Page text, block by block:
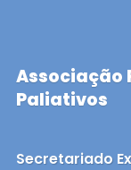
Associação
Paliativos
Secretariado